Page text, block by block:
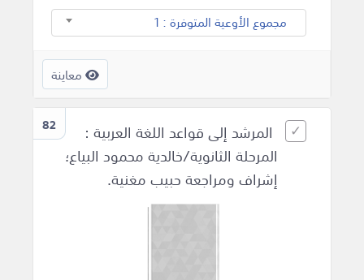
مجموع الأوعية المتوفرة : 1
معاينة
82
المرشد إلى قواعد اللغة العربية :
المرحلة الثانوية/خالدية محمود البياع؛
إشراف ومراجعة حبيب مغنية.